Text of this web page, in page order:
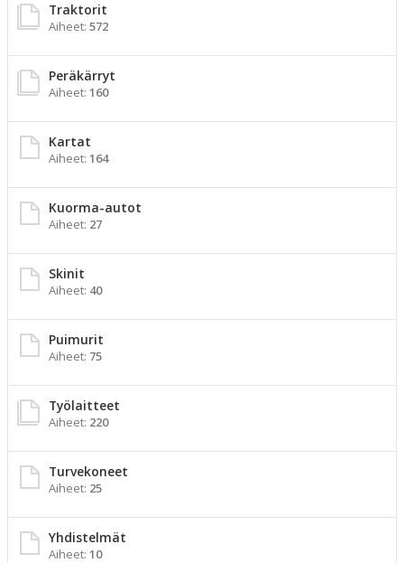
Traktorit
Aiheet: 572
Peräkärryt
Aiheet: 160
Kartat
Aiheet: 164
Kuorma-autot
Aiheet: 27
Skinit
Aiheet: 40
Puimurit
Aiheet: 75
Työlaitteet
Aiheet: 220
Turvekoneet
Aiheet: 25
Yhdistelmät
Aiheet: 10